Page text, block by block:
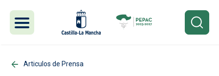
Articulos de Prensa